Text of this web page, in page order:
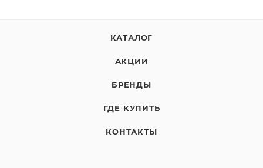
КАТАЛОГ
АКЦИИ
БРЕНДЫ
ГДЕ КУПИТЬ
КОНТАКТЫ